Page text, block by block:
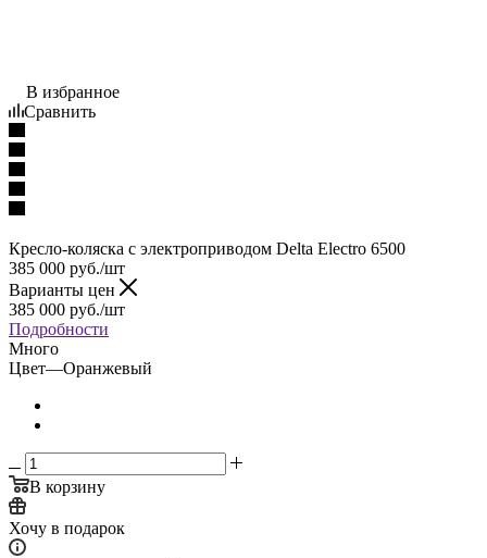
В избранное
Сравнить
Кресло-коляска с электроприводом Delta Electro 6500
385 000 руб./шт
Варианты цен
385 000 руб./шт
Подробности
Много
Цвет—Оранжевый
В корзину
Хочу в подарок